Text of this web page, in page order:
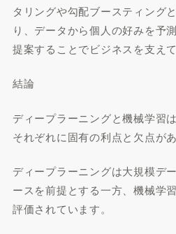
タリングや勾配ブースティング
り、データから個人の好みを予
提案することでビジネスを支えて
結論
ディープラーニングと機械学習
それぞれに固有の利点と欠点があ
ディープラーニングは大規模デ
ースを前提とする一方、機械学
評価されています。